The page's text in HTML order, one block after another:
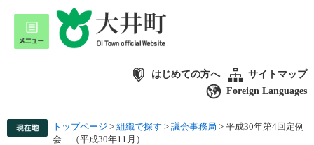
はじめての方へ
サイトマップ
Foreign Languages
トップページ > 組織で探す > 議会事務局 > 平成30年第4回定例
会 （平成30年11月）